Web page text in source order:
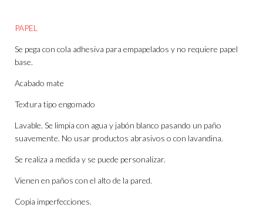
PAPEL
Se pega con cola adhesiva para empapelados y no requiere papel
base.
Acabado mate
Textura tipo engomado
Lavable. Se limpia con agua y jabón blanco pasando un paño
suavemente. No usar productos abrasivos o con lavandina.
Se realiza a medida y se puede personalizar.
Vienen en paños con el alto de la pared.
Copia imperfecciones.